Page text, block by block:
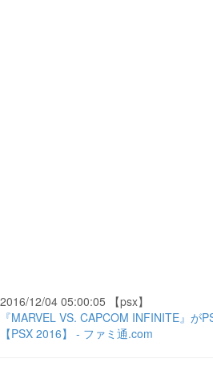
2016/12/04 05:00:05 【psx】
『MARVEL VS. CAPCOM INFINITE』が
【PSX 2016】 - ファミ通.com